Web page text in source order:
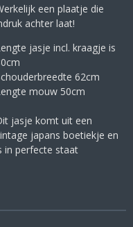
een plaatje die
achter laat!
jasje incl. kraagje is
62cm
mouw 50cm
jasje komt uit een
japans boetiekje en
in perfecte staat